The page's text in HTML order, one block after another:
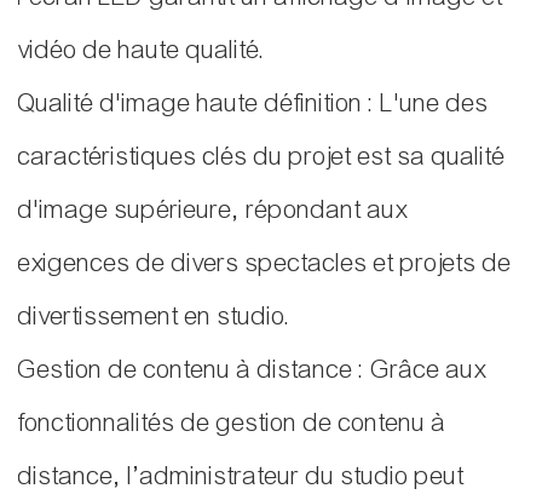
vidéo de haute qualité.
Qualité d'image haute définition : L'une des
caractéristiques clés du projet est sa qualité
d'image supérieure, répondant aux
exigences de divers spectacles et projets de
divertissement en studio.
Gestion de contenu à distance : Grâce aux
fonctionnalités de gestion de contenu à
distance, l’administrateur du studio peut